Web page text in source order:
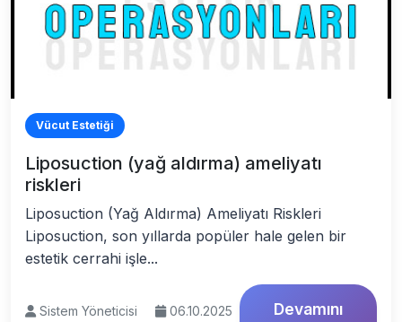
Vücut Estetiği
Liposuction (yağ aldırma) ameliyatı
riskleri
Liposuction (Yağ Aldırma) Ameliyatı Riskleri
Liposuction, son yıllarda popüler hale gelen bir
estetik cerrahi işle...
Sistem Yöneticisi
06.10.2025
Devamını